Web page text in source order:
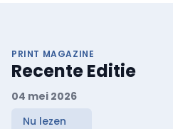
PRINT MAGAZINE
Recente Editie
04 mei 2026
Nu lezen